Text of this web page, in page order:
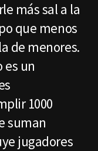
más sal a la
que menos
de menores.
es un
1000
suman
jugadores